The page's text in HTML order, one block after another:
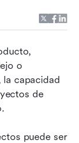
o
la capacidad
de
puede ser
Resumen
gestión
para